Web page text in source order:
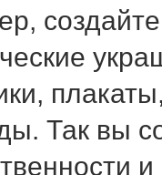
Так вы